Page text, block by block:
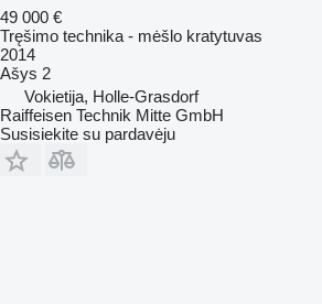
49 000 €
Tręšimo technika - mėšlo kratytuvas
2014
Ašys 2
Vokietija, Holle-Grasdorf
Raiffeisen Technik Mitte GmbH
Susisiekite su pardavėju